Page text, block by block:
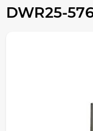
DWR25-